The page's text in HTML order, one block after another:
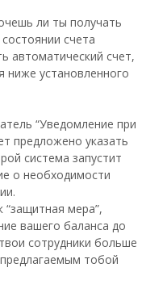
ли ты получать
счета
автоматический счет,
ниже установленного
“Уведомление при
предложено указать
система запустит
о необходимости
“защитная мера”,
вашего баланса до
сотрудники больше
тобой